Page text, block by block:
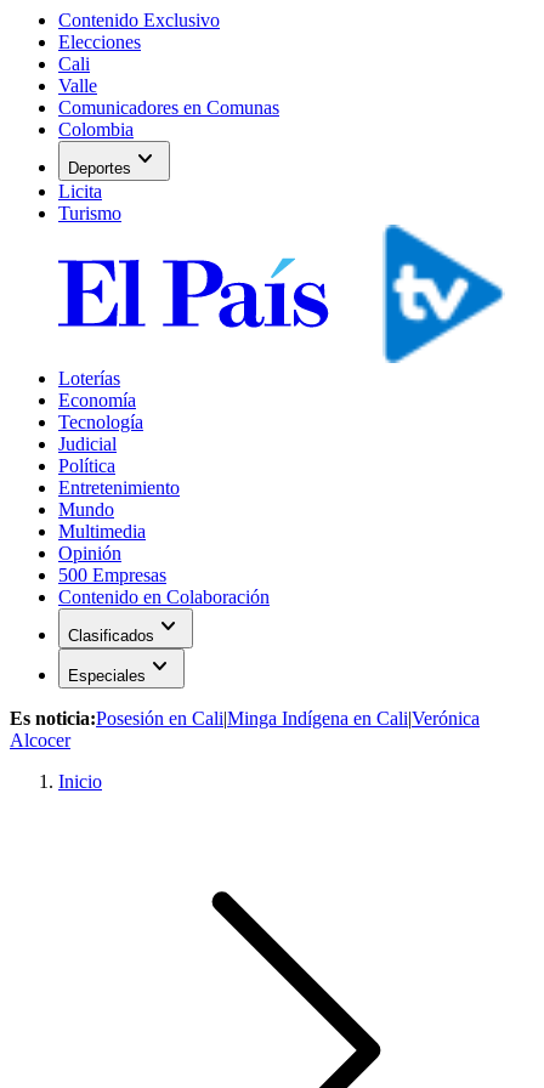
Contenido Exclusivo
Elecciones
Cali
Valle
Comunicadores en Comunas
Colombia
Deportes expand_more
Licita
Turismo
Loterías
Economía
Tecnología
Judicial
Política
Entretenimiento
Mundo
Multimedia
Opinión
500 Empresas
Contenido en Colaboración
Clasificados expand_more
Especiales expand_more
Es noticia:Posesión en Cali|Minga Indígena en Cali|Verónica
Alcocer
Inicio